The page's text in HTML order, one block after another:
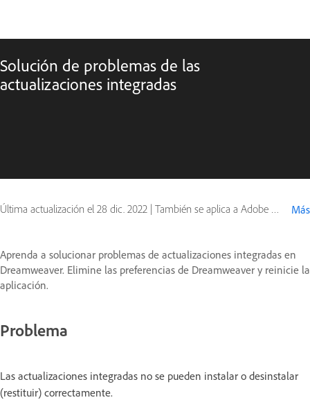
Solución de problemas de las
actualizaciones integradas
Última actualización el 28 dic. 2022 | También se aplica a Adobe Dreamweaver CC (2015) Más
Aprenda a solucionar problemas de actualizaciones integradas en
Dreamweaver. Elimine las preferencias de Dreamweaver y reinicie la
aplicación.
Problema
Las actualizaciones integradas no se pueden instalar o desinstalar
(restituir) correctamente.